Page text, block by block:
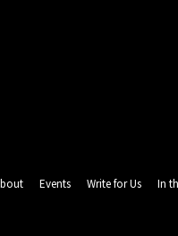
Events Write for Us In